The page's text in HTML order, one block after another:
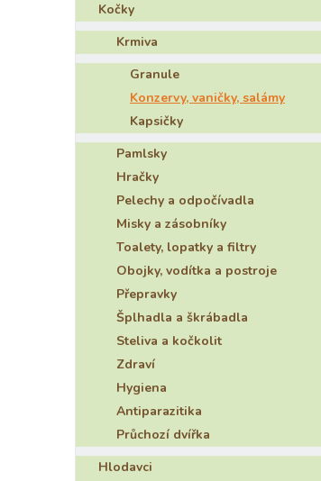
a
n
e
Kočky
Krmiva
Granule
Konzervy, vaničky, salámy
Kapsičky
Pamlsky
Hračky
Pelechy a odpočívadla
Misky a zásobníky
Toalety, lopatky a filtry
Obojky, vodítka a postroje
Přepravky
Šplhadla a škrábadla
Steliva a kočkolit
Zdraví
Hygiena
Antiparazitika
Průchozí dvířka
Hlodavci